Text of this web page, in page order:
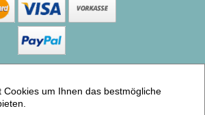
mit VersaCommerce.
Uhr Kuh (Kinderwanduhren) |
Cookies um Ihnen das bestmögliche